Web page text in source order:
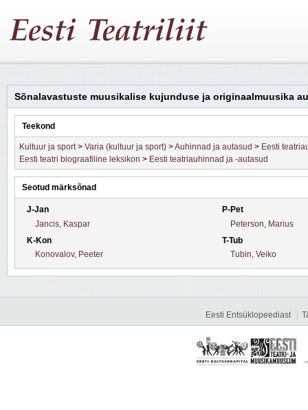
Sõnalavastuste muusikalise kujunduse ja originaalmuusika
Teekond
Kultuur ja sport> Varia (kultuur ja sport) >Auhinnad ja autasud > Eesti
Eesti teatri biograafiline leksikon > Eesti teatriauhinnad ja -autasud
Seotud märksõnad
J-Jan
Jancis, Kaspar
K-Kon
Konovalov, Peeter
P-Pet
Peterson, Marius
T-Tub
Tubin, Veiko
Eesti Entsüklopeediast